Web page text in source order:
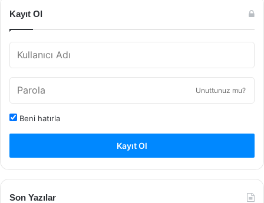
Kayıt Ol
Unuttunuz mu?
Beni hatırla
Kayıt Ol
Son Yazılar